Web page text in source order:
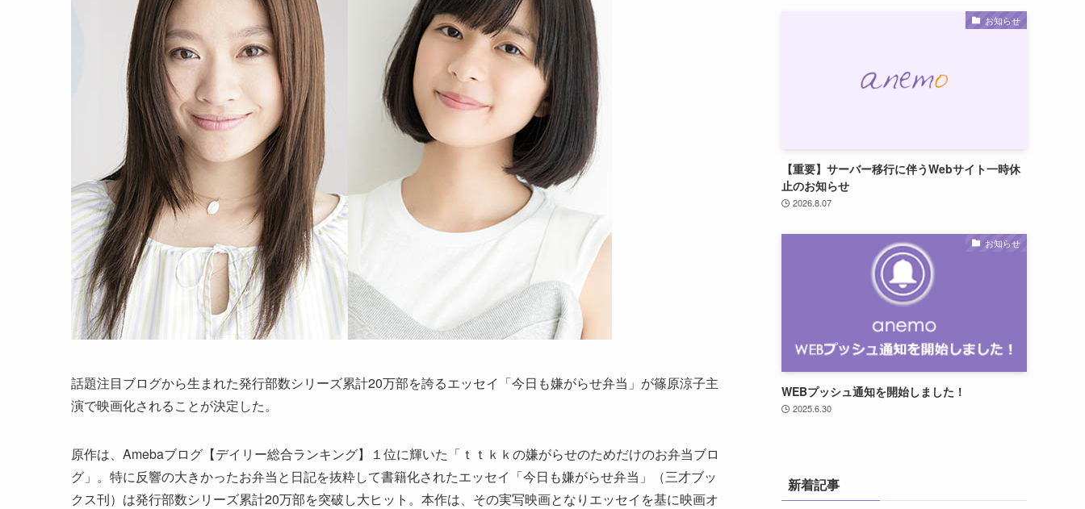
話題注目ブログから生まれた発行部数シリーズ累計20万部を誇るエッセイ「今日も嫌がらせ弁当」が篠原涼子主
演で映画化されることが決定した。
原作は、Amebaブログ【デイリー総合ランキング】１位に輝いた「ｔｔｋｋの嫌がらせのためだけのお弁当ブロ
グ」。特に反響の大きかったお弁当と日記を抜粋して書籍化されたエッセイ「今日も嫌がらせ弁当」（三才ブッ
クス刊）は発行部数シリーズ累計20万部を突破し大ヒット。本作は、その実写映画となりエッセイを基に映画オ
お知らせ
【重要】サーバー移行に伴うWebサイト一時休
止のお知らせ
2026.8.07
お知らせ
WEBプッシュ通知を開始しました！
2025.6.30
新着記事